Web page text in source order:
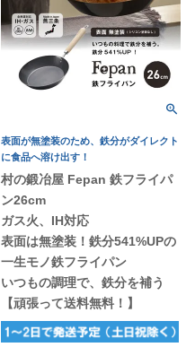
表面が無塗装のため、鉄分がダイレクト
に食品へ溶け出す！
村の鍛冶屋 Fepan 鉄フライパ
ン26cm
ガス火、IH対応
表面は無塗装！鉄分541%UPの
一生モノ鉄フライパン
いつもの調理で、鉄分を補う
【頑張って送料無料！】